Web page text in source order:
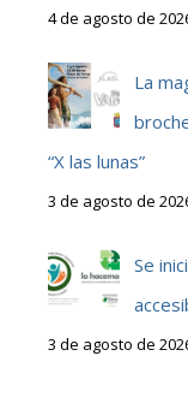
4 de agosto de
La
“X las lunas”
3 de agosto de
Se
3 de agosto de